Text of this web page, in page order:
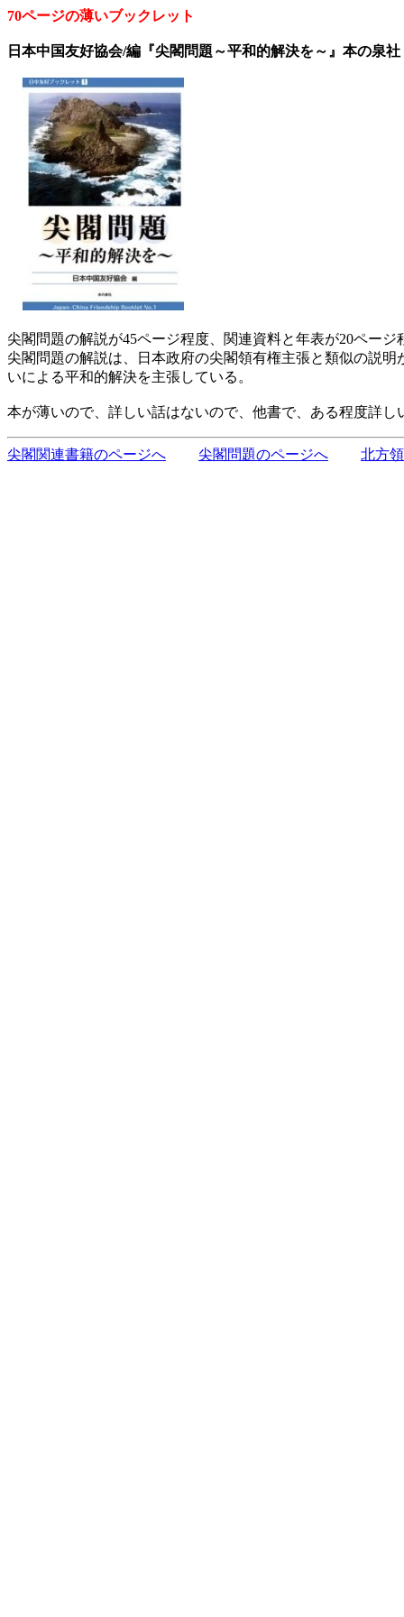
70ページの薄いブックレット
日本中国友好協会/編『尖閣問題～平和的解決を～』本の泉社
尖閣問題の解説が45ページ程度、関連資料と年表が20ページ
尖閣問題の解説は、日本政府の尖閣領有権主張と類似の説
いによる平和的解決を主張している。
本が薄いので、詳しい話はないので、他書で、ある程度詳
尖閣関連書籍のページへ 尖閣問題のページへ 北方